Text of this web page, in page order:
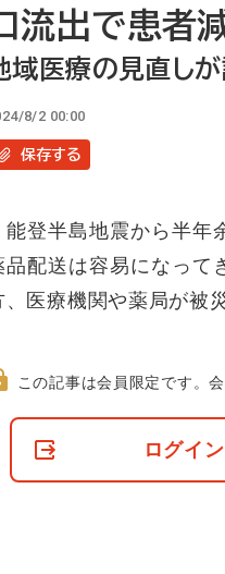
流出で患者
域医療の見直し
8/2 00:00
保存する
登半島地震から半年
品配送は容易になって
、医療機関や薬局が被
この記事は会員限定です。
ログイン